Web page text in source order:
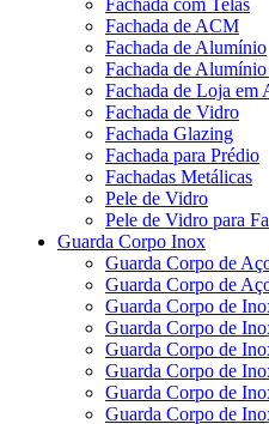
Fachada de ACM
Fachada de Alumínio
Fachada de
Fachada de Loja em
Fachada de Vidro
Fachada Glazing
Fachada para Prédio
Fachadas Metálicas
Pele de Vidro
Pele de Vidro para
Guarda Corpo Inox
Guarda Corpo de
Guarda Corpo de
Guarda Corpo de
Guarda Corpo de
Guarda Corpo de
Guarda Corpo de
Guarda Corpo de
Guarda Corpo de